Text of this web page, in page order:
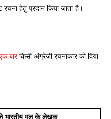
हेतु प्रदान किया जाता है।
बार किसी अंग्रेजी रचनाकार को दिया
भारतीय मूल के लेखक